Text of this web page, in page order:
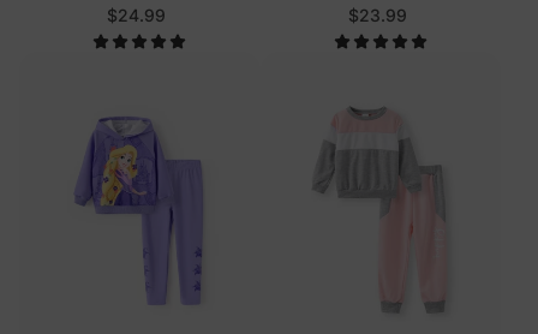
$24.99
Blaugrün
$23.99